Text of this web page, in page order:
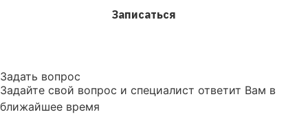
Записаться
Задать вопрос
Задайте свой вопрос и специалист ответит Вам в
ближайшее время